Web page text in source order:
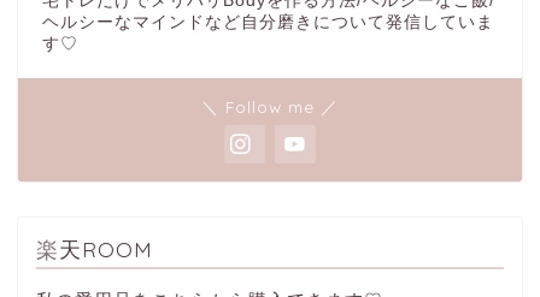
ヘルシーなマインドなど自分磨きについて発信していま
す♡
＼ Follow me ／
楽天ROOM